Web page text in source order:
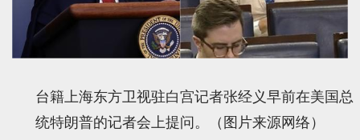
台籍上海东方卫视驻白宫记者张经义早前在美国总
统特朗普的记者会上提问。（图片来源网络）